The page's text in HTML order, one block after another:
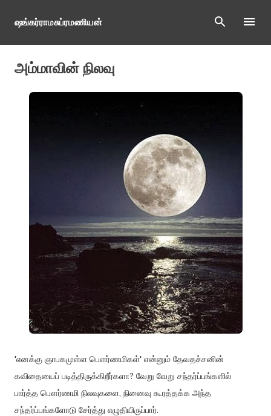
Skip to main content
ஷங்கர்ராமசுப்ரமணியன்
அம்மாவின் நிலவு
'எனக்கு ஞாபகமுள்ள பெளர்ணமிகள்' என்னும் தேவதச்சனின்
கவிதையைப் படித்திருக்கிறீர்களா? வேறு வேறு சந்தர்ப்பங்களில்
பார்த்த பௌர்ணமி நிலவுகளை, நினைவு கூரத்தக்க அந்த
சந்தர்ப்பங்களோடு சேர்த்து எழுதியிருப்பார்.